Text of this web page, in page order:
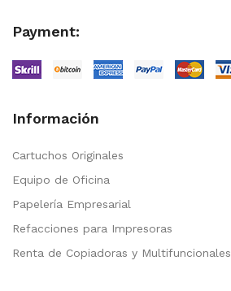
Payment:
Información
Cartuchos Originales
Equipo de Oficina
Papelería Empresarial
Refacciones para Impresoras
Renta de Copiadoras y Multifuncionales